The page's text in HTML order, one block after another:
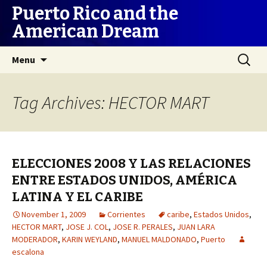
Puerto Rico and the
American Dream
Menu
Search
for:
Tag Archives: HECTOR MART
ELECCIONES 2008 Y LAS RELACIONES
ENTRE ESTADOS UNIDOS, AMÉRICA
LATINA Y EL CARIBE
November 1, 2009 Corrientes caribe, Estados Unidos,
HECTOR MART, JOSE J. COL, JOSE R. PERALES, JUAN LARA
MODERADOR, KARIN WEYLAND, MANUEL MALDONADO, Puerto
escalona